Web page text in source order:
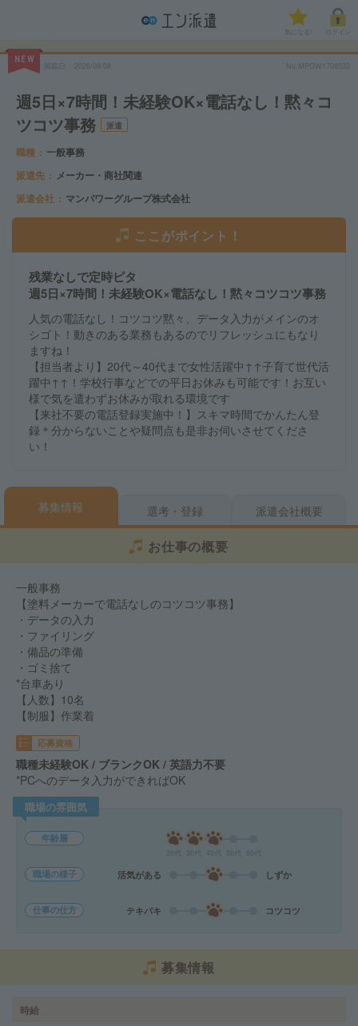
気になる!
NEW
No.MPGW1708532
週5日×7時間！未経験OK×電話なし！黙々コ
ツコツ事務
派遣
職種
一般事務
派遣先
メーカー・商社関連
派遣会社
マンパワーグループ株式会社
ここがポイント！
残業なしで定時ピタ
週5日×7時間！未経験OK×電話なし！黙々コツコツ事務
人気の電話なし！コツコツ黙々、データ入力がメインのオ
シゴト！動きのある業務もあるのでリフレッシュにもなり
ますね！
【担当者より】20代～40代まで女性活躍中↑↑子育て世代活
躍中↑↑！学校行事などでの平日お休みも可能です！お互い
様で気を遣わずお休みが取れる環境です
【来社不要の電話登録実施中！】スキマ時間でかんたん登
録＊分からないことや疑問点も是非お伺いさせてくださ
い！
募集情報 選考・登録 派遣会社概要
お仕事の概要
一般事務
【塗料メーカーで電話なしのコツコツ事務】
・データの入力
・ファイリング
・備品の準備
・ゴミ捨て
*台車あり
【人数】10名
【制服】作業着
応募資格
職種未経験OK / ブランクOK / 英語力不要
*PCへのデータ入力ができればOK
職場の雰囲気
年齢層
職場の様子 活気がある しずか
仕事の仕方 テキパキ コツコツ
募集情報
時給